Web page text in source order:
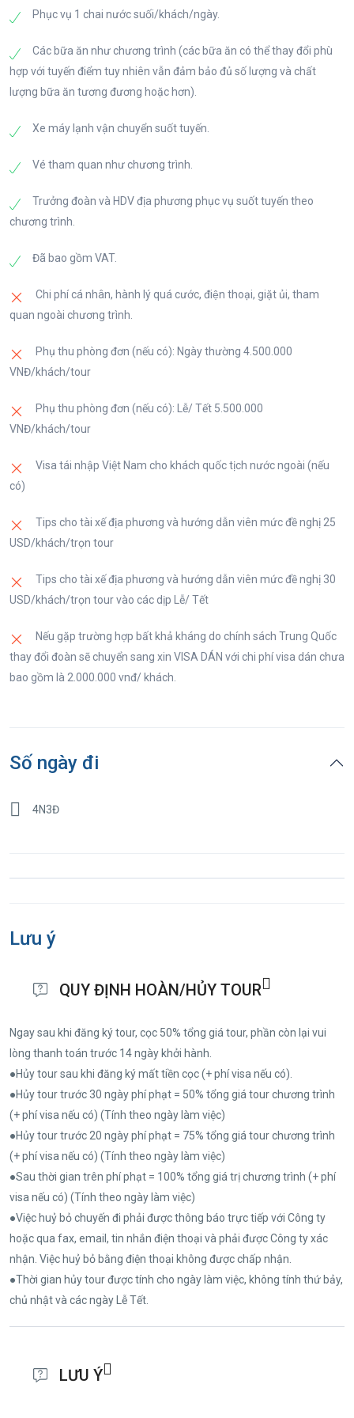
Phục vụ 1 chai nước suối/khách/ngày.
Các bữa ăn như chương trình (các bữa ăn có thể thay đổi phù
hợp với tuyến điểm tuy nhiên vẫn đảm bảo đủ số lượng và chất
lượng bữa ăn tương đương hoặc hơn).
Xe máy lạnh vận chuyển suốt tuyến.
Vé tham quan như chương trình.
Trưởng đoàn và HDV địa phương phục vụ suốt tuyến theo
chương trình.
Đã bao gồm VAT.
Chi phí cá nhân, hành lý quá cước, điện thoại, giặt ủi, tham
quan ngoài chương trình.
Phụ thu phòng đơn (nếu có): Ngày thường 4.500.000
VNĐ/khách/tour
Phụ thu phòng đơn (nếu có): Lễ/ Tết 5.500.000
VNĐ/khách/tour
Visa tái nhập Việt Nam cho khách quốc tịch nước ngoài (nếu
có)
Tips cho tài xế địa phương và hướng dẫn viên mức đề nghị 25
USD/khách/trọn tour
Tips cho tài xế địa phương và hướng dẫn viên mức đề nghị 30
USD/khách/trọn tour vào các dịp Lễ/ Tết
Nếu gặp trường hợp bất khả kháng do chính sách Trung Quốc
thay đổi đoàn sẽ chuyển sang xin VISA DÁN với chi phí visa dán chưa
bao gồm là 2.000.000 vnđ/ khách.
Số ngày đi
4N3Đ
Lưu ý
QUY ĐỊNH HOÀN/HỦY TOUR
Ngay sau khi đăng ký tour, cọc 50% tổng giá tour, phần còn lại vui
lòng thanh toán trước 14 ngày khởi hành.
●Hủy tour sau khi đăng ký mất tiền cọc (+ phí visa nếu có).
●Hủy tour trước 30 ngày phí phạt = 50% tổng giá tour chương trình
(+ phí visa nếu có) (Tính theo ngày làm việc)
●Hủy tour trước 20 ngày phí phạt = 75% tổng giá tour chương trình
(+ phí visa nếu có) (Tính theo ngày làm việc)
●Sau thời gian trên phí phạt = 100% tổng giá trị chương trình (+ phí
visa nếu có) (Tính theo ngày làm việc)
●Việc huỷ bỏ chuyến đi phải được thông báo trực tiếp với Công ty
hoặc qua fax, email, tin nhắn điện thoại và phải được Công ty xác
nhận. Việc huỷ bỏ bằng điện thoại không được chấp nhận.
●Thời gian hủy tour được tính cho ngày làm việc, không tính thứ bảy,
chủ nhật và các ngày Lễ Tết.
LƯU Ý